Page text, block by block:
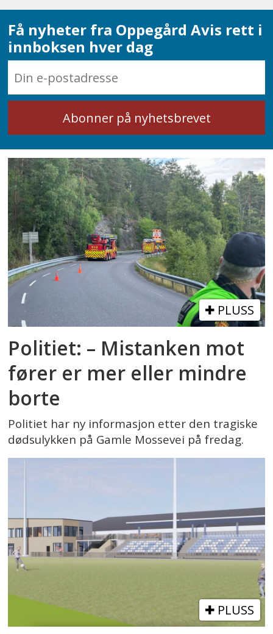
Få nyheter fra Oppegård Avis rett i
innboksen hver dag
PLUSS
Politiet: – Mistanken mot
fører er mer eller mindre
borte
Politiet har ny informasjon etter den tragiske
dødsulykken på Gamle Mossevei på fredag.
PLUSS